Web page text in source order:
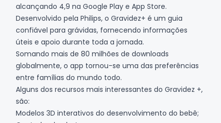
alcançando 4,9 na Google Play e App Store.
Desenvolvido pela Philips, o Gravidez+ é um guia
confiável para grávidas, fornecendo informações
úteis e apoio durante toda a jornada.
Somando mais de 80 milhões de downloads
globalmente, o app tornou-se uma das preferências
entre famílias do mundo todo.
Alguns dos recursos mais interessantes do Gravidez +,
são:
Modelos 3D interativos do desenvolvimento do bebê;